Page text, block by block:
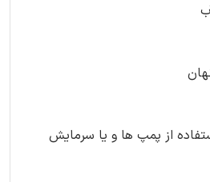
از پمپ ها و یا سرمایش